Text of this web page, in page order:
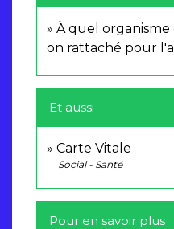
À quel organisme
on rattaché pour
Et aussi
Carte Vitale
Social - Santé
Pour en savoir plus